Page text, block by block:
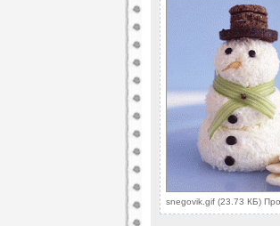
snegovik.gif (23.73 КБ)